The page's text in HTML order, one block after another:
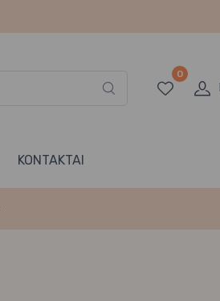
0
KONTAKTAI